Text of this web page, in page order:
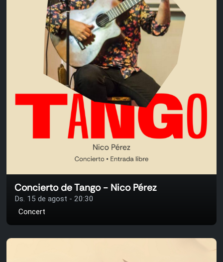
Concierto de Tango - Nico Pérez
Ds. 15 de agost - 20:30
Concert